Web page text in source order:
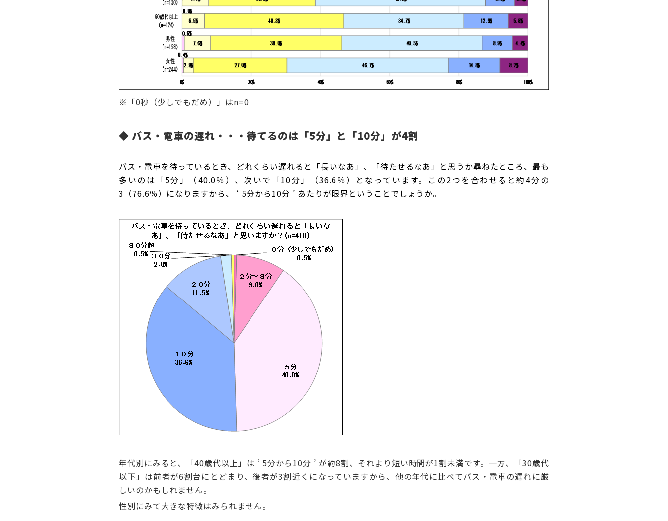
※「0秒（少しでもだめ）」はn=0
◆バス・電車の遅れ・・・待てるのは「5分」と「10分」が4割
バス・電車を待っているとき、どれくらい遅れると「長いなあ」、「待たせるなあ」と思うか尋ねたところ、最も
多いのは「5分」（40.0％）、次いで「10分」（36.6％）となっています。この2つを合わせると約4分の
3（76.6％）になりますから、
‘ 5分から10分 ’ あたりが限界ということでしょうか。
年代別にみると、「40歳代以上」は ‘ 5分から10分 ’ が約8割、それより短い時間が1割未満です。一方、「30歳代
以下」は前者が6割台にとどまり、後者が3割近くになっていますから、他の年代に比べてバス・電車の遅れに厳
しいのかもしれません。
性別にみて大きな特徴はみられません。